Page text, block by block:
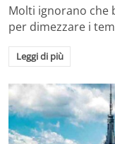
Molti ignorano che
per dimezzare i
Leggi di più